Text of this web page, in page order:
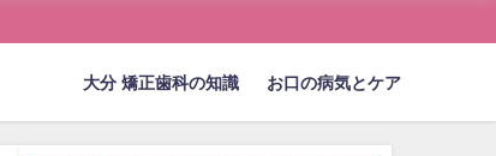
大分 矯正歯科の知識 お口の病気とケア